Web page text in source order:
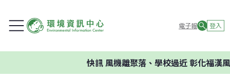
電子報 登入
快訊風機離聚落、學校過近 彰化福漢